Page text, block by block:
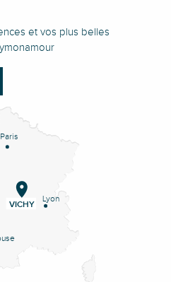
et vos plus belles
Paris
Lyon
VICHY